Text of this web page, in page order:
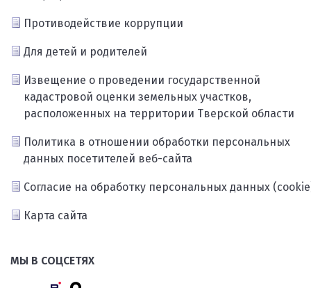
Противодействие коррупции
Для детей и родителей
Извещение о проведении государственной
кадастровой оценки земельных участков,
расположенных на территории Тверской области
Политика в отношении обработки персональных
данных посетителей веб-сайта
Согласие на обработку персональных данных
Карта сайта
МЫ В СОЦСЕТЯХ